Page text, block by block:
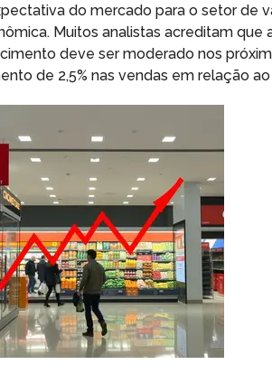
do mercado para o setor de
Muitos analistas acreditam
deve ser moderado nos
de 2,5% nas vendas em relação